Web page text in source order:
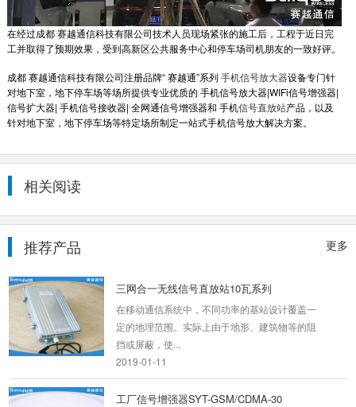
在经过成都 赛越通信科技有限公司技术人员现场紧张的施工后，工程于近日完
工并取得了预期效果，受到高新区公共服务中心和停车场司机朋友的一致好评。
成都 赛越通信科技有限公司注册品牌“ 赛越通”系列手机信号放大器设备专门针
对地下室，地下停车场等场所提供专业优质的 手机信号放大器|WIFi信号增强器|
信号扩大器| 手机信号接收器| 全网通信号增强器和 手机信号直放站产品，以及
针对地下室，地下停车场等特定场所制定一站式手机信号放大解决方案。
相关阅读
更多
推荐产品
/1920-1980 MHz下...
定的地理范围。实际上由于地形、建筑物等的阻
挡或屏蔽，使...
2019-01-11